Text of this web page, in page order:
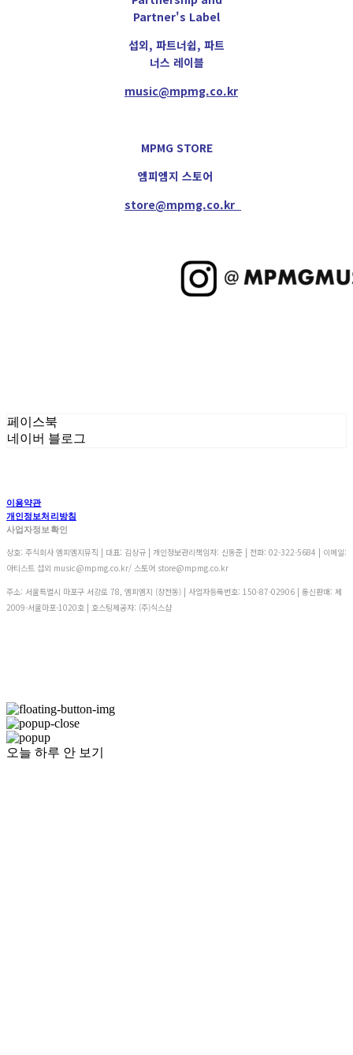
Partner's Label
섭외, 파트너쉽, 파트
너스 레이블
music@mpmg.co.kr
MPMG STORE
엠피엠지 스토어
store@mpmg.co.kr
페이스북
네이버 블로그
이용약관
개인정보처리방침
사업자정보확인
상호: 주식회사 엠피엠지뮤직 | 대표: 김상규 | 개인정보관리책임자: 신동준 | 전화: 02-322-5684 | 이메일:
아티스트 섭외 music@mpmg.co.kr/ 스토어 store@mpmg.co.kr
주소: 서울특별시 마포구 서강로 78, 엠피엠지 (창전동) | 사업자등록번호: 150-87-02906 | 통신판매: 제
2009-서울마포-1020호 | 호스팅제공자: (주)식스샵
오늘 하루 안 보기